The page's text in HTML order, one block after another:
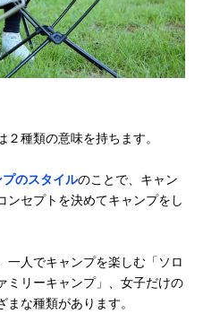
種類の意味を持ちます。
のスタイルのことで、キャン
ンセプトを決めてキャンプをし
一人でキャンプを楽しむ「ソロ
ミリーキャンプ」、女子だけの
まな種類があります。